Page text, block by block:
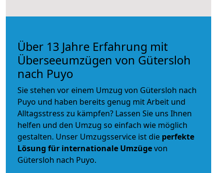
Über 13 Jahre Erfahrung mit
Überseeumzügen von Gütersloh
nach Puyo
Sie stehen vor einem Umzug von Gütersloh nach
Puyo und haben bereits genug mit Arbeit und
Alltagsstress zu kämpfen? Lassen Sie uns Ihnen
helfen und den Umzug so einfach wie möglich
gestalten. Unser Umzugsservice ist die perfekte
Lösung für internationale Umzügevon
Gütersloh nach Puyo.